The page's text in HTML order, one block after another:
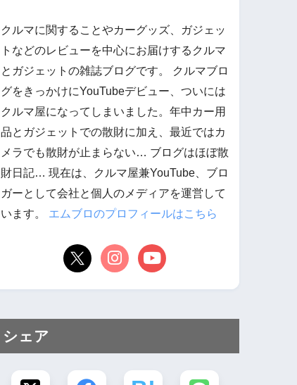
クルマに関することやカーグッズ、ガジェッ
トなどのレビューを中心にお届けするクルマ
とガジェットの雑誌ブログです。 クルマブロ
グをきっかけにYouTubeデビュー、ついには
クルマ屋になってしまいました。年中カー用
品とガジェットでの散財に加え、最近ではカ
メラでも散財が止まらない… ブログはほぼ散
財日記… 現在は、クルマ屋兼YouTube、ブロ
ガーとして会社と個人のメディアを運営して
います。 エムブロのプロフィールはこちら
シェア